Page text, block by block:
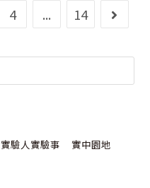
115
學
年
度
比
賽]
第
22
4 ... 14 Go to
實驗人實驗事
實中園地